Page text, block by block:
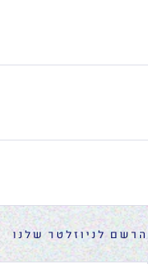
הרשם לניוזלטר שלנו